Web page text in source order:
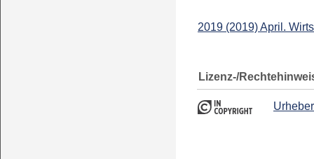
2019 (2019) April.
Lizenz-/